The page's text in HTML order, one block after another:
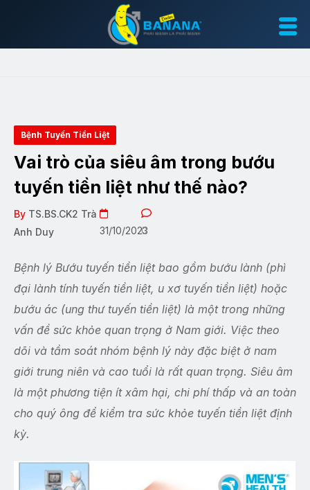
Bệnh Tuyến Tiền Liệt
Vai trò của siêu âm trong bướu
tuyến tiền liệt như thế nào?
By TS.BS.CK2 Trà
Anh Duy
31/10/2023
0
Bệnh lý Bướu tuyến tiền liệt bao gồm bướu lành (phì
đại lành tính tuyến tiền liệt, u xơ tuyến tiền liệt) hoặc
bướu ác (ung thư tuyến tiền liệt) là một trong những
vấn đề sức khỏe quan trọng ở Nam giới. Việc theo
dõi và tầm soát nhóm bệnh lý này đặc biệt ở nam
giới trung niên và cao tuổi là rất quan trọng. Siêu âm
là một phương tiện ít xâm hại, chi phí thấp và an toàn
cho quý ông để kiểm tra sức khỏe tuyến tiền liệt định
kỳ.